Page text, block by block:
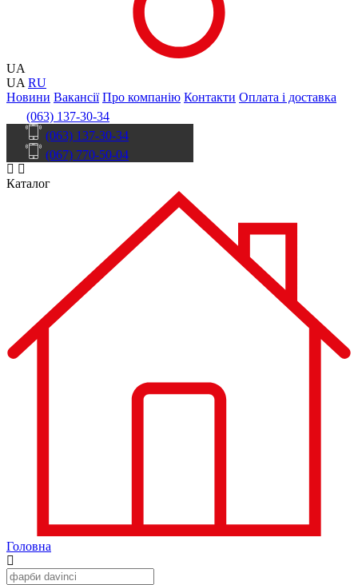
UA
UA RU
Новини Вакансії Про компанію Контакти Оплата і доставка
(063) 137-30-34
(063) 137-30-34
(067) 770-50-04
Каталог
Головна